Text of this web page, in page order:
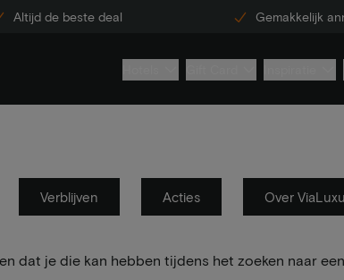
Altijd de beste deal Gemakkelijk
Verblijven Acties Over
dat je die kan hebben tijdens het zoeken naar